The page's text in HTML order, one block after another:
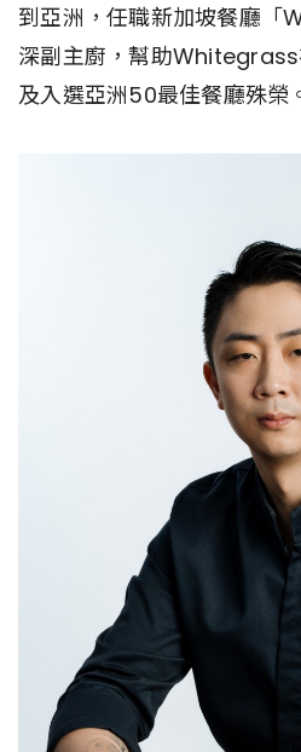
到亞洲，任職新加坡餐廳
深副主廚，幫助
及入選亞洲50最佳餐廳殊榮